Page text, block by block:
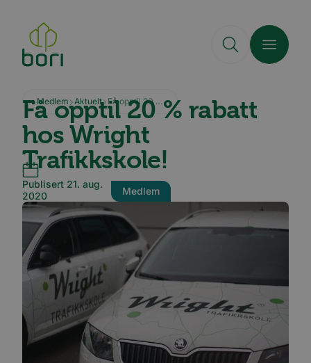
hovedinnhold
Medlem Aktuelt Få opptil 20 % rabatt hos Wright Trafikkskole!
Få opptil 20 % rabatt
hos Wright
Trafikkskole!
Publisert 21. aug.
2020
Medlem